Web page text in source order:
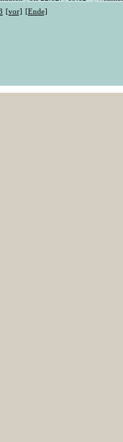
[vor] [Ende]